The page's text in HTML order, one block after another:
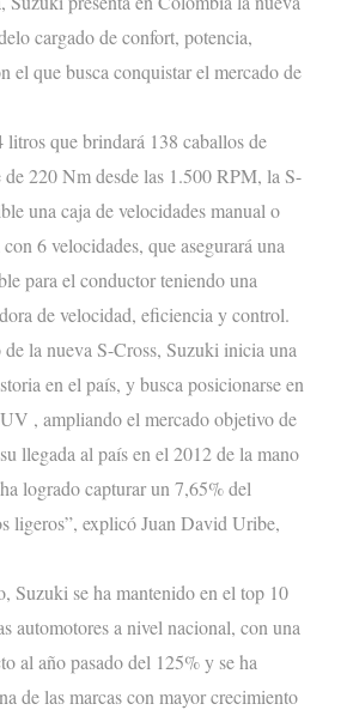
cargado de confort, potencia,
el que busca conquistar el mercadode
que brindará 138 caballos de
de220 Nm desde las 1.500 RPM, la S-
una caja de velocidades manual o
6 velocidades, que asegurará una
para el conductor teniendo una
develocidad, eficiencia y control.
la nueva S-Cross, Suzuki inicia una
en el país, y busca posicionarseen
V , ampliandoel mercado objetivo de
llegada al país en el 2012 de la mano
logrado capturar un 7,65% del
ligeros”, explicóJuan David Uribe,
Suzuki se ha mantenido en el top 10
automotores a nivel nacional, con una
al año pasado del 125% y seha
de las marcas con mayor crecimiento